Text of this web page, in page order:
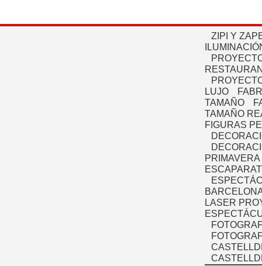
ZIPI Y
LUJO
TAMAÑO
TAMAÑO
FIGURAS
PRIMAVERA
LASER